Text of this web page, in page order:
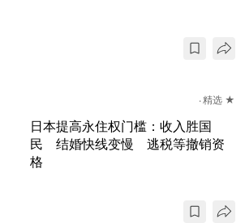
精选 ★
日本提高永住权门槛：收入胜国
民 结婚快线变慢 逃税等撤销资
格